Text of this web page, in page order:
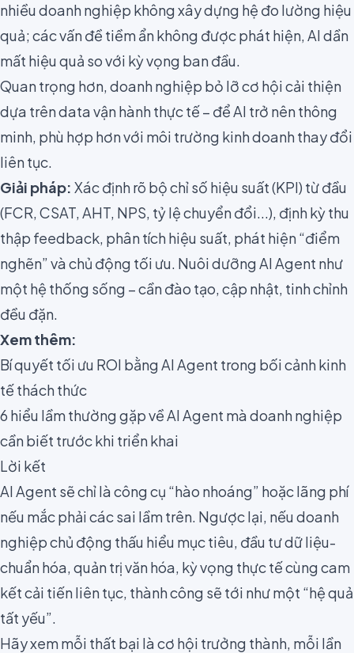
nhiều doanh nghiệp không xây dựng hệ đo lường hiệu
quả; các vấn đề tiềm ẩn không được phát hiện, AI dần
mất hiệu quả so với kỳ vọng ban đầu.
Quan trọng hơn, doanh nghiệp bỏ lỡ cơ hội cải thiện
dựa trên data vận hành thực tế – để AI trở nên thông
minh, phù hợp hơn với môi trường kinh doanh thay đổi
liên tục.
Giải pháp: Xác định rõ bộ chỉ số hiệu suất (KPI) từ đầu
(FCR, CSAT, AHT, NPS, tỷ lệ chuyển đổi...), định kỳ thu
thập feedback, phân tích hiệu suất, phát hiện “điểm
nghẽn” và chủ động tối ưu. Nuôi dưỡng AI Agent như
một hệ thống sống – cần đào tạo, cập nhật, tinh chỉnh
đều đặn.
Xem thêm:
Bí quyết tối ưu ROI bằng AI Agent trong bối cảnh kinh
tế thách thức
6 hiểu lầm thường gặp về AI Agent mà doanh nghiệp
cần biết trước khi triển khai
Lời kết
AI Agent sẽ chỉ là công cụ “hào nhoáng” hoặc lãng phí
nếu mắc phải các sai lầm trên. Ngược lại, nếu doanh
nghiệp chủ động thấu hiểu mục tiêu, đầu tư dữ liệu-
chuẩn hóa, quản trị văn hóa, kỳ vọng thực tế cùng cam
kết cải tiến liên tục, thành công sẽ tới như một “hệ quả
tất yếu”.
Hãy xem mỗi thất bại là cơ hội trưởng thành, mỗi lần